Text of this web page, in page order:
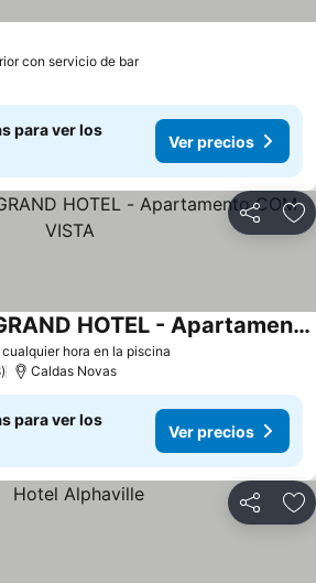
con servicio de barVer precios
para ver los
Ver precios
Compartir
hora en la piscina
Golden Dolphin GRAND HOTEL - Apartamento COM VISTA
Caldas Novas
para ver los
Ver precios
Compartir